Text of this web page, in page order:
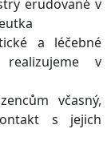
erudované v
a léčebné
v
včasný,
s jejich